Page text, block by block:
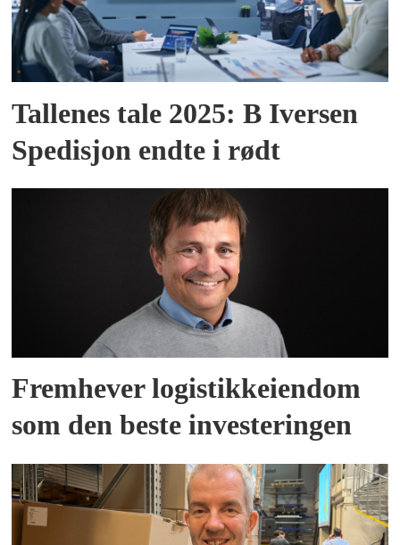
Tallenes tale 2025: B Iversen
Spedisjon endte i rødt
Fremhever logistikkeiendom
som den beste investeringen